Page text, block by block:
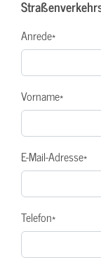
Anrede*
Vorname*
E-Mail-Adresse*
Telefon*